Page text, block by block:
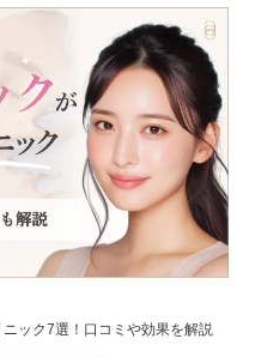
ック7選！口コミや効果を解説